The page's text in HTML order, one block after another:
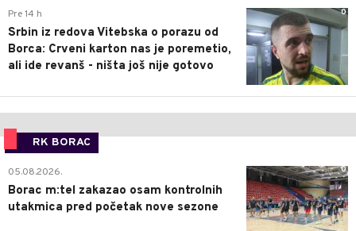
0
Pre 14 h
Srbin iz redova Vitebska o porazu od
Borca: Crveni karton nas je poremetio,
ali ide revanš - ništa još nije gotovo
RK BORAC
0
05.08.2026.
Borac m:tel zakazao osam kontrolnih
utakmica pred početak nove sezone